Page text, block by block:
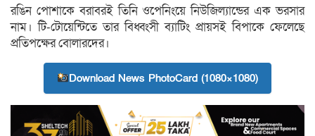
রঙিন পোশাকে বরাবরই তিনি ওপেনিংয়ে নিউজিল্যান্ডের এক ভরসার
নাম। টি-টোয়েন্টিতে তার বিধ্বংসী ব্যাটিং প্রায়সই বিপাকে ফেলেছে
প্রতিপক্ষের বোলারদের।
Download News PhotoCard (1080×1080)